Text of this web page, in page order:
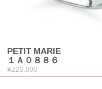
PETIT MARIE
１Ａ０８８６
¥226,800